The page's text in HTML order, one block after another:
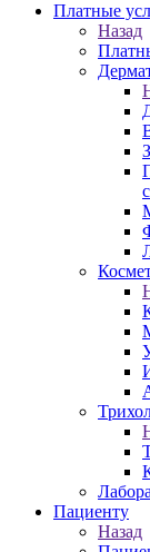
Платные
Назад
Пациенту
Назад